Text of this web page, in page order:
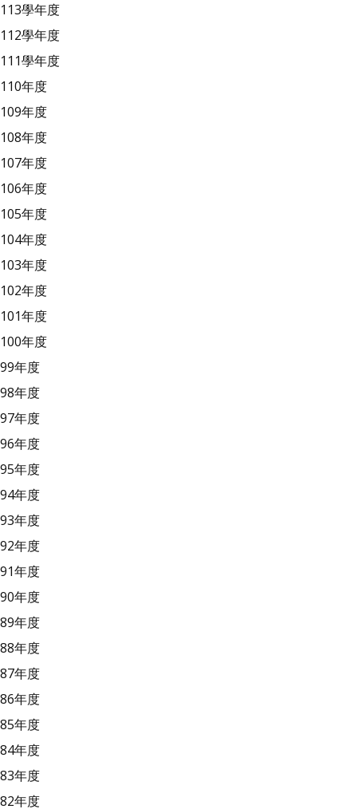
113學年度
112學年度
111學年度
110年度
109年度
108年度
107年度
106年度
105年度
104年度
103年度
102年度
101年度
100年度
99年度
98年度
97年度
96年度
95年度
94年度
93年度
92年度
91年度
90年度
89年度
88年度
87年度
86年度
85年度
84年度
83年度
82年度